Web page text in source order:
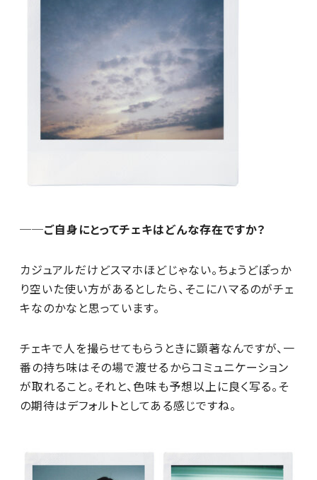
──ご自身にとってチェキはどんな存在ですか？
カジュアルだけどスマホほどじゃない。ちょうどぽっか
り空いた使い方があるとしたら、そこにハマるのがチェ
キなのかなと思っています。
チェキで人を撮らせてもらうときに顕著なんですが、一
番の持ち味はその場で渡せるからコミュニケーション
が取れること。それと、色味も予想以上に良く写る。そ
の期待はデフォルトとしてある感じですね。